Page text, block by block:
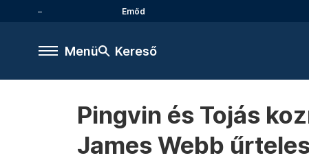
Emőd
Menü Kereső
Pingvin és Tojás
James Webb